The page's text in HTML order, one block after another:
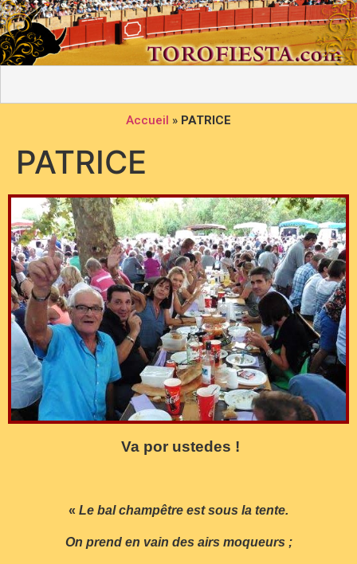
Accueil » PATRICE
PATRICE
Va por ustedes !
« Le bal champêtre est sous la tente.
On prend en vain des airs moqueurs ;